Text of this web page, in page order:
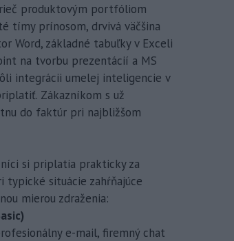
produktovým portfóliom
tímy prínosom, drvivá väčšina
Word, základné tabuľky v Exceli
na tvorbu prezentácií a MS
integrácii umelej inteligencie v
Zákazníkom s už
do faktúr pri najbližšom
si priplatia prakticky za
typické situácie zahŕňajúce
mierou zdraženia:
e-mail, firemný chat